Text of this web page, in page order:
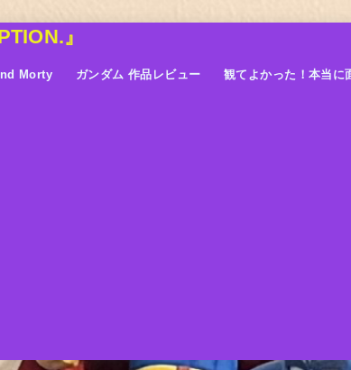
』
Morty ガンダム 作品レビュー 観てよかった！本当に